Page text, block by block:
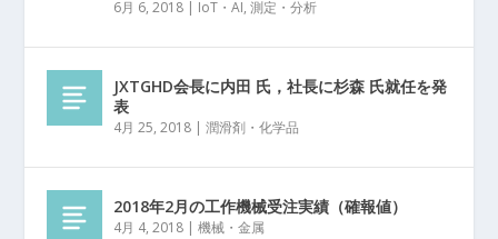
6月 6, 2018 | IoT・AI,測定・分析
JXTGHD会長に内田 氏，社長に杉森 氏就任を発
表
4月 25, 2018 |潤滑剤・化学品
2018年2月の工作機械受注実績（確報値）
4月 4, 2018 |機械・金属